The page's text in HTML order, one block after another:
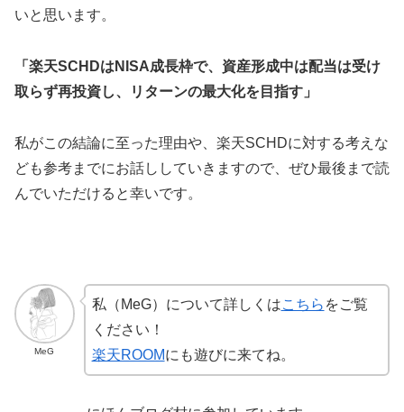
いと思います。
「楽天SCHDは NISA成長枠で、資産形成中は配当は受け
取らず再投資し、リターンの最大化を目指す」
私がこの結論に至った理由や、楽天SCHDに対する考えな
ども参考までにお話ししていきますので、ぜひ最後まで読
んでいただけると幸いです。
MeG
私（MeG）について詳しくはこちら をご覧
ください！
楽天ROOMにも遊びに来てね。